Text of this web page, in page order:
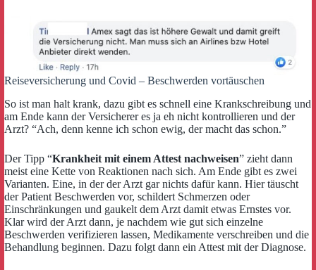
Reiseversicherung und Covid – Beschwerden vortäuschen
So ist man halt krank, dazu gibt es schnell eine Krankschreibung und
am Ende kann der Versicherer es ja eh nicht kontrollieren und der
Arzt? “Ach, denn kenne ich schon ewig, der macht das schon.”
Der Tipp “Krankheit mit einem Attest nachweisen” zieht dann
meist eine Kette von Reaktionen nach sich. Am Ende gibt es zwei
Varianten. Eine, in der der Arzt gar nichts dafür kann. Hier täuscht
der Patient Beschwerden vor, schildert Schmerzen oder
Einschränkungen und gaukelt dem Arzt damit etwas Ernstes vor.
Klar wird der Arzt dann, je nachdem wie gut sich einzelne
Beschwerden verifizieren lassen, Medikamente verschreiben und die
Behandlung beginnen. Dazu folgt dann ein Attest mit der Diagnose.